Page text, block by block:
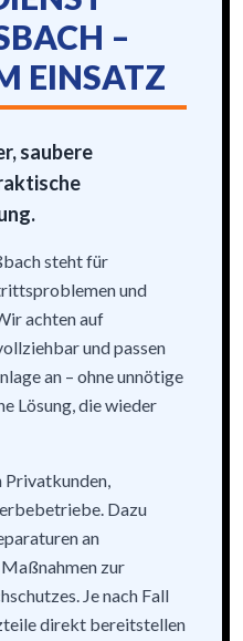
– R
EINSATZ
saubere
steht für
und
achten auf
und passen
an – ohne unnötige
Lösung, die wieder
Privatkunden,
Dazu
an
zur
Je nach Fall
direkt bereitstellen